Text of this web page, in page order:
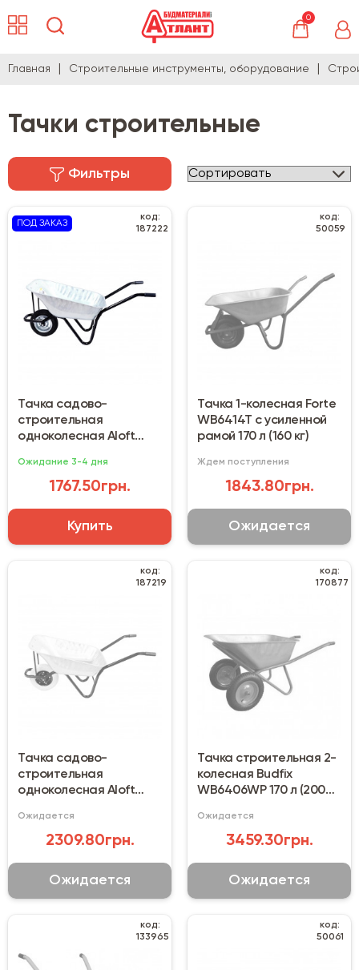
0
Главная Строительные инструменты, оборудование
Тачки строительные
Фильтры
ПОД ЗАКАЗ
код:
187222
Тачка садово-
строительная
одноколесная Aloft
Ожидание 3-4 дня
1767.50грн.
Купить
код:
50059
Тачка 1-колесная Forte
WB6414T с усиленной
рамой 170 л (160 кг)
Ждем поступления
1843.80грн.
Ожидается
код:
187219
Тачка садово-
строительная
одноколесная Aloft
Ожидается
2309.80грн.
Ожидается
код:
170877
Тачка строительная 2-
колесная Budfix
WB6406WP 170 л (200
Ожидается
3459.30грн.
Ожидается
код:
133965
код:
50061